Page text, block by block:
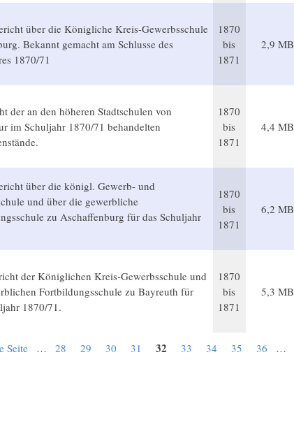
über die Königliche Kreis-Gewerbsschule
Bekannt gemacht am Schlusse des
1870/71
1870
bis
1871
2,9 MB
der an den höheren Stadtschulen von
im Schuljahr 1870/71 behandelten
1870
bis
1871
4,4 MB
über die königl. Gewerb- und
und über die gewerbliche
zu Aschaffenburg für das Schuljahr
1870
bis
1871
6,2 MB
der Königlichen Kreis-Gewerbsschule und
Fortbildungsschule zu Bayreuth für
1870/71.
1870
bis
1871
5,3 MB
Seite … 28 29 30 31 32 33 34 35 36 …